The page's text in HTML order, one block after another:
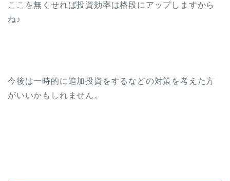
ここを無くせれば投資効率は格段にアップしますから
ね♪
今後は一時的に追加投資をするなどの対策を考えた方
がいいかもしれません。